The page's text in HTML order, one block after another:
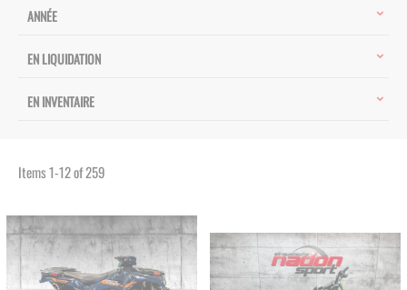
ANNÉE
EN LIQUIDATION
EN INVENTAIRE
Items1-12of259